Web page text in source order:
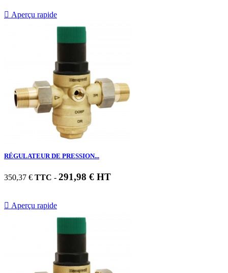
 Aperçu rapide
RÉGULATEUR DE PRESSION...
350,37 € TTC - 291,98 € HT
 Aperçu rapide